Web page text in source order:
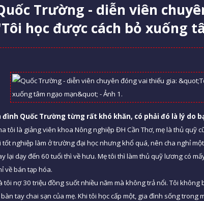
Trường - diễn viên
học được cách bỏ xuống
đình Quốc Trường từng rất khó khăn, có phải đó là lý do b
tôi là giảng viên khoa Nông nghiệp ĐH Cần Thơ, mẹ là thủ quỹ
tốt nghiệp làm ở trường đại học nhưng khổ quá, nên cha nghỉ
lại dạy đến 60 tuổi thì về hưu. Mẹ tôi thì làm thủ quỹ lương có
về bán tạp hóa.
tôi nợ 30 triệu đồng suốt nhiều năm mà không trả nổi. Tôi
tay chai sạn của mẹ. Khi tôi học cấp một, gia đình sống trong